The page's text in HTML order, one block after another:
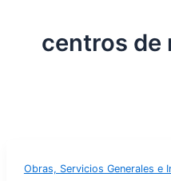
centros de
Obras, Servicios Generales e